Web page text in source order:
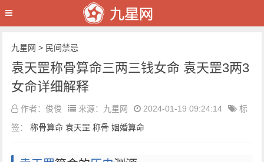
九星网 > 民间禁忌
袁天罡称骨算命三两三钱女命 袁天罡3两3
女命详细解释
作者：俊俊 来源：九星网 2024-01-19 09:24:14
标
签：称骨算命 袁天罡 称骨 姻婚算命